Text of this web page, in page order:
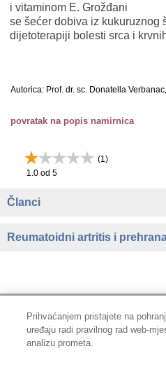
i vitaminom E. Grožđani
se šećer dobiva iz kukuruznog
dijetoterapiji bolesti srca i
Autorica: Prof. dr. sc. Donatella
povratak na popis namirnica
(1)
1.0 od 5
Članci
Reumatoidni artritis i
Impressum | Pravne informacije
Prihvaćanjem pristajete na
uređaju radi pravilnog rad web-
analizu prometa.